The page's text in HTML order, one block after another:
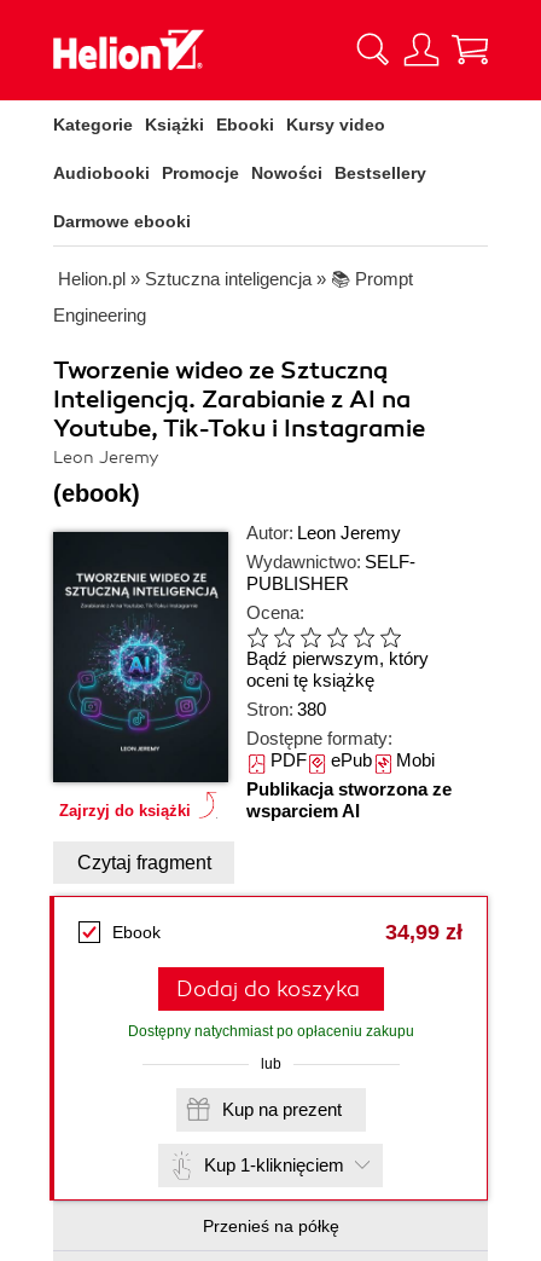
Kategorie Książki Ebooki Kursy video
Audiobooki Promocje Nowości Bestsellery
Darmowe ebooki
Helion.pl » Sztuczna inteligencja » 📚 Prompt
Engineering
Tworzenie wideo ze Sztuczną
Inteligencją. Zarabianie z AI na
Youtube, Tik-Toku i Instagramie
Leon Jeremy
(ebook)
Zajrzyj do książki
Autor: Leon Jeremy
Wydawnictwo: SELF-
PUBLISHER
Ocena:
Bądź pierwszym, który
oceni tę książkę
Stron: 380
Dostępne formaty:
PDFePubMobi
Publikacja stworzona ze
wsparciem AI
Czytaj fragment
Ebook 34,99 zł
Dodaj do koszyka
Dostępny natychmiast po opłaceniu zakupu
lub
Kup na prezent
Kup 1-kliknięciem
Przenieś na półkę